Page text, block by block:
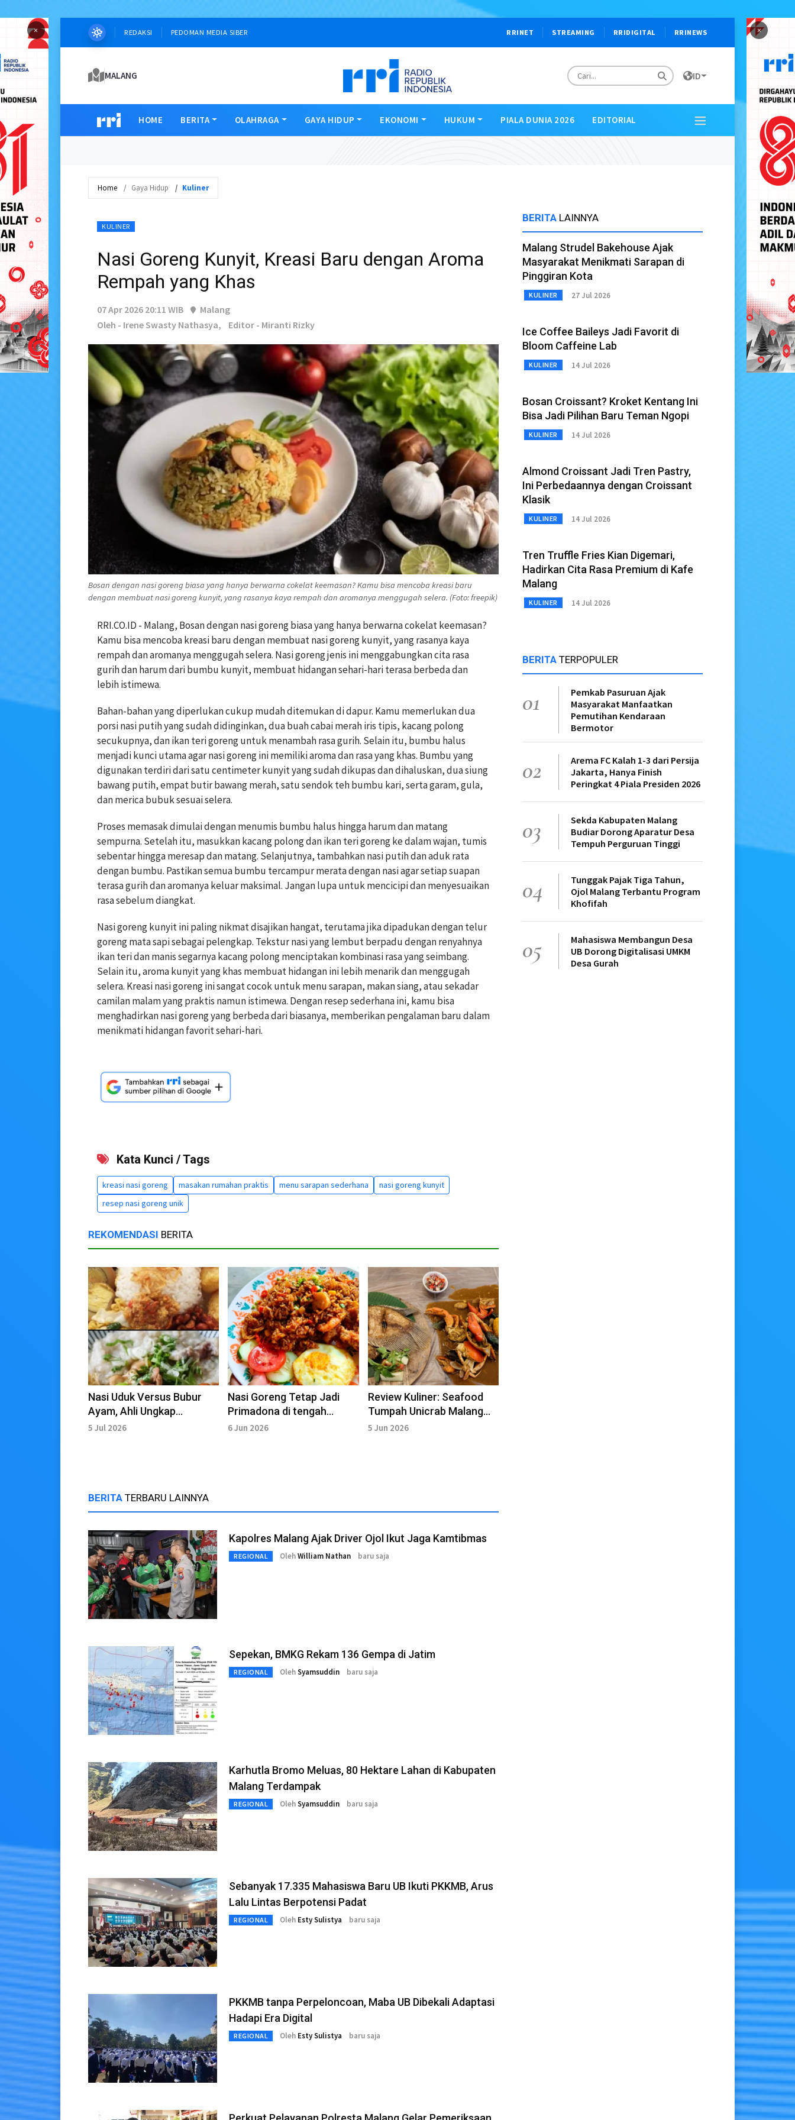
× ×
REDAKSI PEDOMAN MEDIA SIBER RRINET STREAMING RRIDIGITAL RRINEWS
MALANG ID
HOME BERITA OLAHRAGA GAYA HIDUP EKONOMI HUKUM PIALA DUNIA 2026 EDITORIAL
Home Gaya Hidup Kuliner
KULINER
Nasi Goreng Kunyit, Kreasi Baru dengan Aroma
Rempah yang Khas
07 Apr 2026 20:11 WIB
Malang
Oleh - Irene Swasty Nathasya,
Editor - Miranti Rizky
Bosan dengan nasi goreng biasa yang hanya berwarna cokelat keemasan? Kamu bisa mencoba kreasi baru
dengan membuat nasi goreng kunyit, yang rasanya kaya rempah dan aromanya menggugah selera. (Foto: freepik)
RRI.CO.ID - Malang, Bosan dengan nasi goreng biasa yang hanya berwarna cokelat keemasan?
Kamu bisa mencoba kreasi baru dengan membuat nasi goreng kunyit, yang rasanya kaya
rempah dan aromanya menggugah selera. Nasi goreng jenis ini menggabungkan cita rasa
gurih dan harum dari bumbu kunyit, membuat hidangan sehari-hari terasa berbeda dan
lebih istimewa.
Bahan-bahan yang diperlukan cukup mudah ditemukan di dapur. Kamu memerlukan dua
porsi nasi putih yang sudah didinginkan, dua buah cabai merah iris tipis, kacang polong
secukupnya, dan ikan teri goreng untuk menambah rasa gurih. Selain itu, bumbu halus
menjadi kunci utama agar nasi goreng ini memiliki aroma dan rasa yang khas. Bumbu yang
digunakan terdiri dari satu centimeter kunyit yang sudah dikupas dan dihaluskan, dua siung
bawang putih, empat butir bawang merah, satu sendok teh bumbu kari, serta garam, gula,
dan merica bubuk sesuai selera.
Proses memasak dimulai dengan menumis bumbu halus hingga harum dan matang
sempurna. Setelah itu, masukkan kacang polong dan ikan teri goreng ke dalam wajan, tumis
sebentar hingga meresap dan matang. Selanjutnya, tambahkan nasi putih dan aduk rata
dengan bumbu. Pastikan semua bumbu tercampur merata dengan nasi agar setiap suapan
terasa gurih dan aromanya keluar maksimal. Jangan lupa untuk mencicipi dan menyesuaikan
rasa sebelum diangkat.
Nasi goreng kunyit ini paling nikmat disajikan hangat, terutama jika dipadukan dengan telur
goreng mata sapi sebagai pelengkap. Tekstur nasi yang lembut berpadu dengan renyahnya
ikan teri dan manis segarnya kacang polong menciptakan kombinasi rasa yang seimbang.
Selain itu, aroma kunyit yang khas membuat hidangan ini lebih menarik dan menggugah
selera. Kreasi nasi goreng ini sangat cocok untuk menu sarapan, makan siang, atau sekadar
camilan malam yang praktis namun istimewa. Dengan resep sederhana ini, kamu bisa
menghadirkan nasi goreng yang berbeda dari biasanya, memberikan pengalaman baru dalam
menikmati hidangan favorit sehari-hari.
Kata Kunci / Tags
kreasi nasi goreng masakan rumahan praktis menu sarapan sederhana
nasi goreng kunyit
resep nasi goreng unik
REKOMENDASI BERITA
Nasi Uduk Versus Bubur
Ayam, Ahli Ungkap
Kandungan Nutrisi
5 Jul 2026
Nasi Goreng Tetap Jadi
Primadona di tengah
Gempuran Kuliner Kekinian
6 Jun 2026
Review Kuliner: Seafood
Tumpah Unicrab Malang
Punya Saus Rempah yang
5 Jun 2026
BERITA TERBARU LAINNYA
Kapolres Malang Ajak Driver Ojol Ikut Jaga Kamtibmas
REGIONAL OlehWilliam Nathan baru saja
Sepekan, BMKG Rekam 136 Gempa di Jatim
REGIONAL OlehSyamsuddin baru saja
Karhutla Bromo Meluas, 80 Hektare Lahan di Kabupaten
Malang Terdampak
REGIONAL OlehSyamsuddin baru saja
Sebanyak 17.335 Mahasiswa Baru UB Ikuti PKKMB, Arus
Lalu Lintas Berpotensi Padat
REGIONAL Oleh Esty Sulistya baru saja
PKKMB tanpa Perpeloncoan, Maba UB Dibekali Adaptasi
Hadapi Era Digital
REGIONAL Oleh Esty Sulistya baru saja
BERITA LAINNYA
Malang Strudel Bakehouse Ajak
Masyarakat Menikmati Sarapan di
Pinggiran Kota
KULINER 27 Jul 2026
Ice Coffee Baileys Jadi Favorit di
Bloom Caffeine Lab
KULINER 14 Jul 2026
Bosan Croissant? Kroket Kentang Ini
Bisa Jadi Pilihan Baru Teman Ngopi
KULINER 14 Jul 2026
Almond Croissant Jadi Tren Pastry,
Ini Perbedaannya dengan Croissant
Klasik
KULINER 14 Jul 2026
Tren Truffle Fries Kian Digemari,
Hadirkan Cita Rasa Premium di Kafe
Malang
KULINER 14 Jul 2026
BERITA TERPOPULER
01
Pemkab Pasuruan Ajak
Masyarakat Manfaatkan
Pemutihan Kendaraan
Bermotor
02
Arema FC Kalah 1-3 dari Persija
Jakarta, Hanya Finish
Peringkat 4 Piala Presiden 2026
03
Sekda Kabupaten Malang
Budiar Dorong Aparatur Desa
Tempuh Perguruan Tinggi
04
Tunggak Pajak Tiga Tahun,
Ojol Malang Terbantu Program
Khofifah
05
Mahasiswa Membangun Desa
UB Dorong Digitalisasi UMKM
Desa Gurah